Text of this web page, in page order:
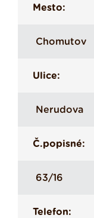
Mesto:
Chomutov
Ulice:
Nerudova
Č.popisné:
63/16
Telefon: